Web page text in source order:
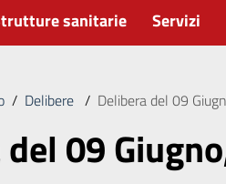
sanitarie Servizi
/ Delibere / Delibera del 09
09